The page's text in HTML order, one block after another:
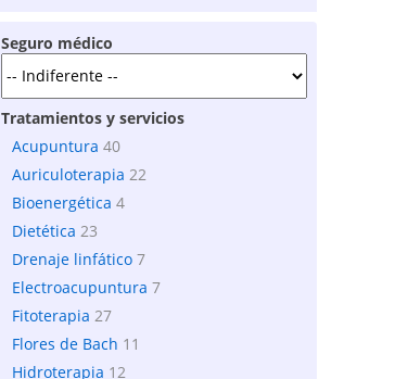
Seguro médico
Tratamientos y servicios
Acupuntura 40
Auriculoterapia 22
Bioenergética 4
Dietética 23
Drenaje linfático 7
Electroacupuntura 7
Fitoterapia 27
Flores de Bach 11
Hidroterapia 12